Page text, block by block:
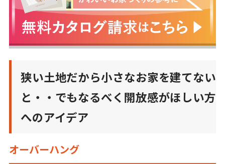
狭い土地だから小さなお家を建てない
と・・でもなるべく開放感がほしい方
へのアイデア
オーバーハング